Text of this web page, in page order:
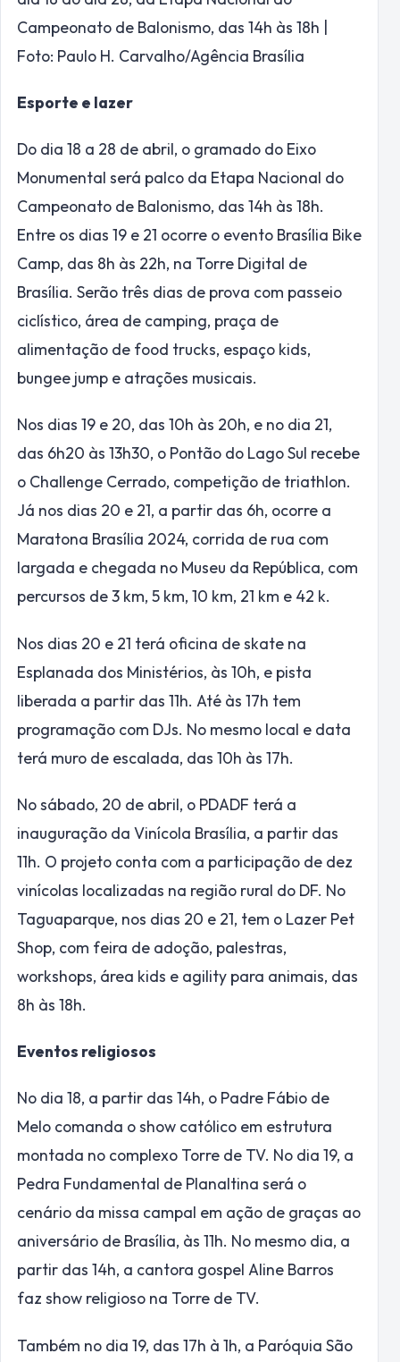
Campeonato de Balonismo, das 14h às 18h |
Foto: Paulo H. Carvalho/Agência Brasília
Esporte e lazer
Do dia 18 a 28 de abril, o gramado do Eixo
Monumental será palco da Etapa Nacional do
Campeonato de Balonismo, das 14h às 18h.
Entre os dias 19 e 21 ocorre o evento Brasília Bike
Camp, das 8h às 22h, na Torre Digital de
Brasília. Serão três dias de prova com passeio
ciclístico, área de camping, praça de
alimentação de food trucks, espaço kids,
bungee jump e atrações musicais.
Nos dias 19 e 20, das 10h às 20h, e no dia 21,
das 6h20 às 13h30, o Pontão do Lago Sul recebe
o Challenge Cerrado, competição de triathlon.
Já nos dias 20 e 21, a partir das 6h, ocorre a
Maratona Brasília 2024, corrida de rua com
largada e chegada no Museu da República, com
percursos de 3 km, 5 km, 10 km, 21 km e 42 k.
Nos dias 20 e 21 terá oficina de skate na
Esplanada dos Ministérios, às 10h, e pista
liberada a partir das 11h. Até às 17h tem
programação com DJs. No mesmo local e data
terá muro de escalada, das 10h às 17h.
No sábado, 20 de abril, o PDADF terá a
inauguração da Vinícola Brasília, a partir das
11h. O projeto conta com a participação de dez
vinícolas localizadas na região rural do DF. No
Taguaparque, nos dias 20 e 21, tem o Lazer Pet
Shop, com feira de adoção, palestras,
workshops, área kids e agility para animais, das
8h às 18h.
Eventos religiosos
No dia 18, a partir das 14h, o Padre Fábio de
Melo comanda o show católico em estrutura
montada no complexo Torre de TV. No dia 19, a
Pedra Fundamental de Planaltina será o
cenário da missa campal em ação de graças ao
aniversário de Brasília, às 11h. No mesmo dia, a
partir das 14h, a cantora gospel Aline Barros
faz show religioso na Torre de TV.
Também no dia 19, das 17h à 1h, a Paróquia São